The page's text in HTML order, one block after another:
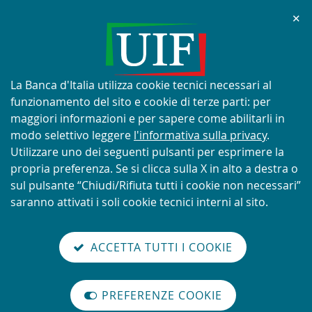
Tentativi di truffa con utilizzo
improprio del nome e del logo
della UIF
SCOPRI DI PIÙ
Cerca
nel
Organizzazione
Rapporto annuale per il 2015, n. 8 - 2016
✕
Informativa
sui
cookie:
La Banca d'Italia utilizza cookie tecnici necessari al
funzionamento del sito e cookie di terze parti: per
maggiori informazioni e per sapere come abilitarli in
modo selettivo leggere l'informativa sulla privacy.
Utilizzare uno dei seguenti pulsanti per esprimere la
propria preferenza. Se si clicca sulla X in alto a destra o
sul pulsante “Chiudi/Rifiuta tutti i cookie non necessari”
saranno attivati i soli cookie tecnici interni al sito.
ACCETTA TUTTI I COOKIE
PREFERENZE COOKIE